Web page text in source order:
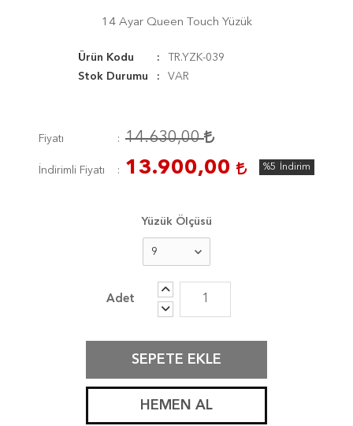
14 Ayar Queen Touch Yüzük
Ürün Kodu
TR.YZK-039
Stok Durumu
VAR
Fiyatı 14.630,00
İndirimli Fiyatı 13.900,00 %5 İndirim
Yüzük Ölçüsü
SEPETE EKLE
HEMEN AL